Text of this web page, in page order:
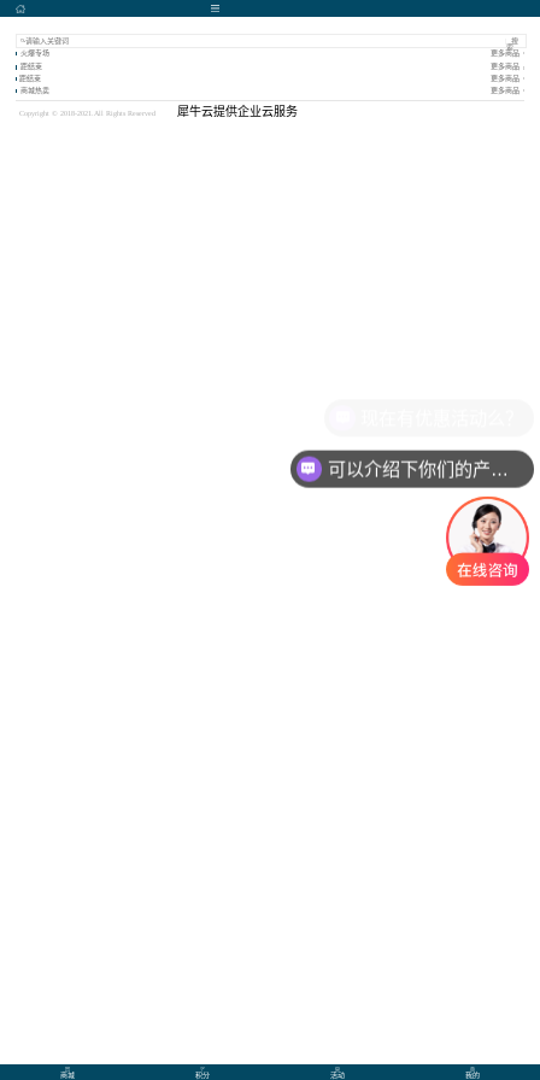
搜
索
火爆专场
更多商品
距结束
更多商品
距结束
更多商品
商城热卖
更多商品
Copyright © 2018-2021.All Rights Reserved 犀牛云提供企业云服务
商城 积分 活动 我的
可以介绍下你们的产品么？